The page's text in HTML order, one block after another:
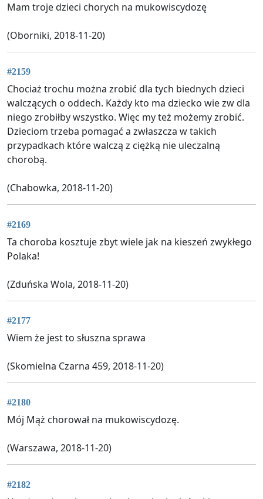
Mam troje dzieci chorych na mukowiscydozę
(Oborniki, 2018-11-20)
#2159
Chociaż trochu można zrobić dla tych biednych dzieci
walczących o oddech. Każdy kto ma dziecko wie zw dla
niego zrobiłby wszystko. Więc my też możemy zrobić.
Dzieciom trzeba pomagać a zwłaszcza w takich
przypadkach które walczą z ciężką nie uleczalną
chorobą.
(Chabowka, 2018-11-20)
#2169
Ta choroba kosztuje zbyt wiele jak na kieszeń zwykłego
Polaka!
(Zduńska Wola, 2018-11-20)
#2177
Wiem że jest to słuszna sprawa
(Skomielna Czarna 459, 2018-11-20)
#2180
Mój Mąż chorował na mukowiscydozę.
(Warszawa, 2018-11-20)
#2182